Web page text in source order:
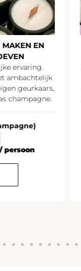
EN
ervaring.
ambachtelijk
geurkaars,
champagne.
persoon